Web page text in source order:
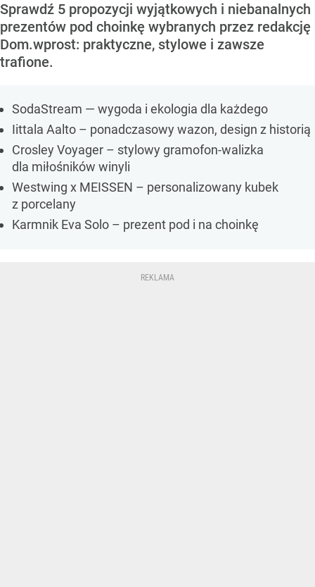
Sprawdź 5 propozycji wyjątkowych i niebanalnych
prezentów pod choinkę wybranych przez redakcję
Dom.wprost: praktyczne, stylowe i zawsze
trafione.
SodaStream — wygoda i ekologia dla każdego
Iittala Aalto – ponadczasowy wazon, design z historią
Crosley Voyager – stylowy gramofon-walizka
dla miłośników winyli
Westwing x MEISSEN – personalizowany kubek
z porcelany
Karmnik Eva Solo – prezent pod i na choinkę